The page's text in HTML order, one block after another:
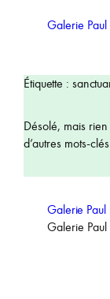
Galerie Paul
Étiquette :
Désolé, mais
d’autres mots-
Galerie Paul
Galerie Paul